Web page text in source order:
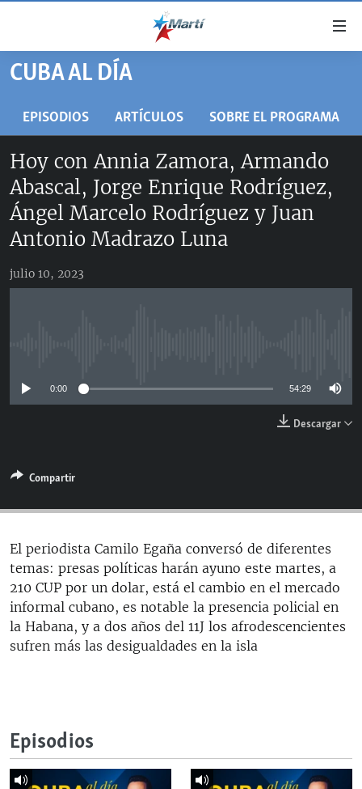
accesibilidad
contenido
navegación
principal
TITULARES
CUBA
DERECHOS HUMANOS
#11JCUBA, 5 AÑOS DESPUÉS
INFORME DEL DEPARTAMENTO DE ESTADO DE EEUU
SOBRE CUBA
ESTADOS UNIDOS
AMÉRICA 250
AMÉRICA LATINA
INMIGRACIÓN
MUNDO
ARTE Y ENTRETENIMIENTO
ESPECIALES
LOS SANTOS DE HIALEAH
DESINFORMACIÓN RUSA EN AMÉRICA LATINA
LA INVASIÓN DE RUSIA A UCRANIA
SÍGUENOS
CUBA AL DÍA
EPISODIOS ARTÍCULOS SOBRE EL PROGRAMA
Hoy con Annia Zamora, Armando
Abascal, Jorge Enrique Rodríguez,
Ángel Marcelo Rodríguez y Juan
Antonio Madrazo Luna
julio 10, 2023
0:00 54:29
Descargar
Compartir
El periodista Camilo Egaña conversó de diferentes
temas: presas políticas harán ayuno este martes, a
210 CUP por un dolar, está el cambio en el mercado
informal cubano, es notable la presencia policial en
la Habana, y a dos años del 11J los afrodescencientes
sufren más las desigualdades en la isla
Episodios